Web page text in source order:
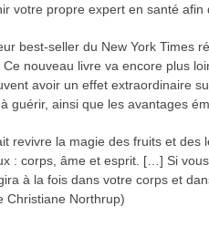
votre propre expert en santé afin
best-seller du New York
nouveau livre va encore plus
avoir un effet extraordinaire
guérir, ainsi que les avantages
revivre la magie des fruits et
: corps, âme et esprit. […] Si
à la fois dans votre corps et
Christiane Northrup)